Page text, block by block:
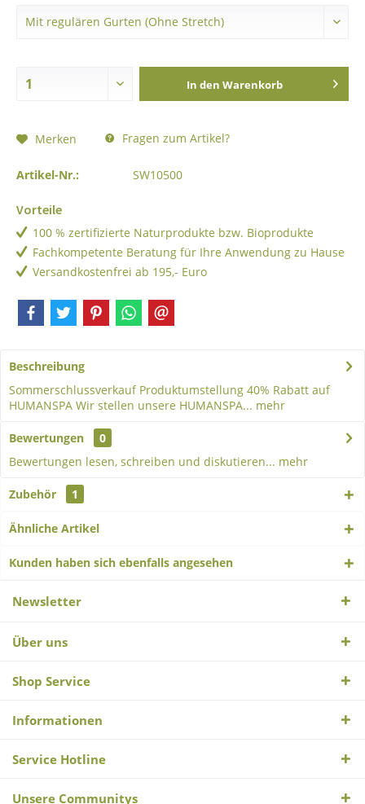
In den Warenkorb
Merken Fragen zum Artikel?
Artikel-Nr.: SW10500
Vorteile
100 % zertifizierte Naturprodukte bzw. Bioprodukte
Fachkompetente Beratung für Ihre Anwendung zu Hause
Versandkostenfrei ab 195,- Euro
Beschreibung
Sommerschlussverkauf Produktumstellung 40% Rabatt auf
HUMANSPA Wir stellen unsere HUMANSPA... mehr
Bewertungen
0
Bewertungen lesen, schreiben und diskutieren... mehr
Zubehör 1
Ähnliche Artikel
Kunden haben sich ebenfalls angesehen
Newsletter
Über uns
Shop Service
Informationen
Service Hotline
Unsere Communitys